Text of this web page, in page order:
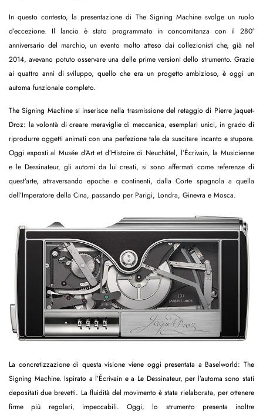
In questo contesto, la presentazione di The Signing Machine svolge un ruolo
d’eccezione. Il lancio è stato programmato in concomitanza con il 280°
anniversario del marchio, un evento molto atteso dai collezionisti che, già nel
2014, avevano potuto osservare una delle prime versioni dello strumento. Grazie
ai quattro anni di sviluppo, quello che era un progetto ambizioso, è oggi un
automa funzionale completo.
The Signing Machine si inserisce nella trasmissione del retaggio di Pierre Jaquet-
Droz: la volontà di creare meraviglie di meccanica, esemplari unici, in grado di
riprodurre oggetti animati con una perfezione tale da suscitare incanto e stupore.
Oggi esposti al Musée d’Art et d’Histoire di Neuchâtel, l’Écrivain, la Musicienne
e le Dessinateur, gli automi da lui creati, si sono affermati come referenze di
quest’arte, attraversando epoche e continenti, dalla Corte spagnola a quella
dell’Imperatore della Cina, passando per Parigi, Londra, Ginevra e Mosca.
La concretizzazione di questa visione viene oggi presentata a Baselworld: The
Signing Machine. Ispirato a l’Écrivain e a Le Dessinateur, per l’automa sono stati
depositati due brevetti. La fluidità del movimento è stata rielaborata, per ottenere
firme più regolari, impeccabili. Oggi, lo strumento presenta inoltre